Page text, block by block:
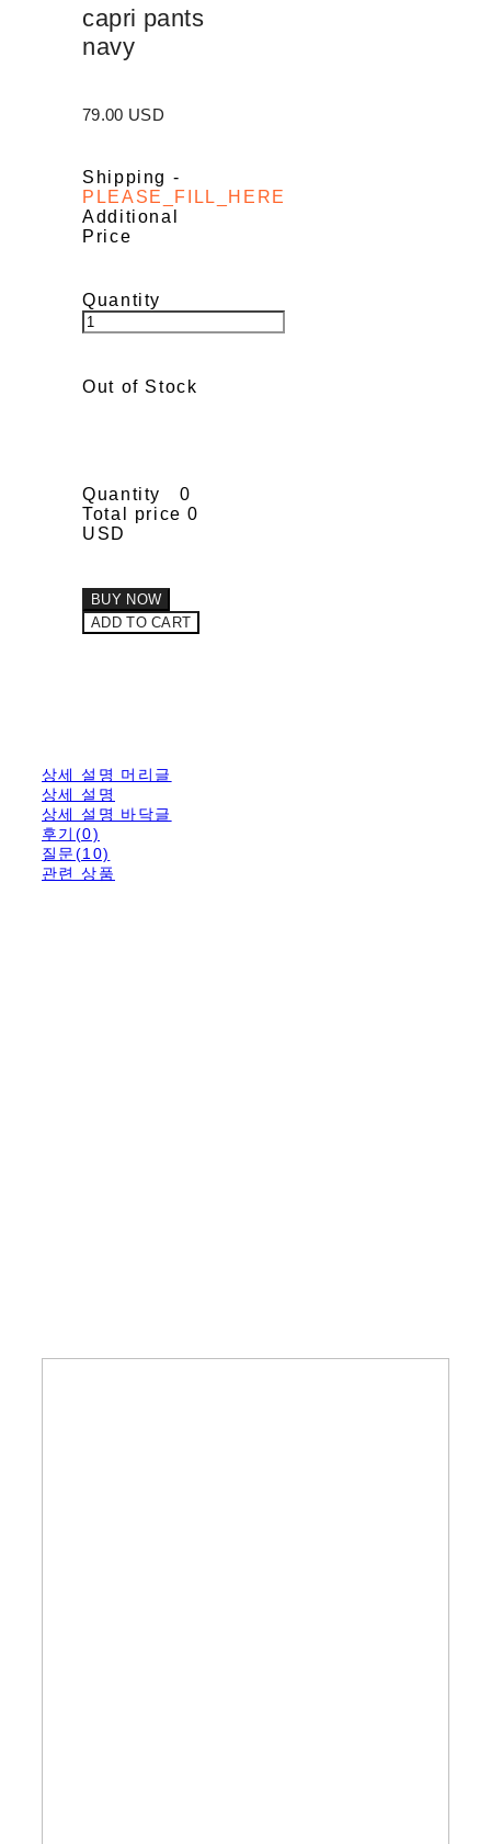
capri pants
navy
79.00 USD
Shipping -
PLEASE_FILL_HERE
Additional
Price
Quantity
Out of Stock
Quantity
0
Total price 0
USD
BUY NOW
ADD TO CART
상세 설명 머리글
상세 설명
상세 설명 바닥글
후기(0)
질문(10)
관련 상품